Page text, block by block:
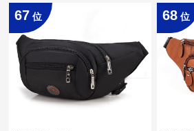
67 位 68 位